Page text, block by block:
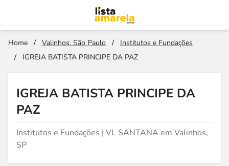
Home / Valinhos, São Paulo /
Institutos e Fundações
/
IGREJA BATISTA PRINCIPE DA PAZ
IGREJA BATISTA PRINCIPE DA
PAZ
Institutos e Fundações | VL SANTANA em Valinhos,
SP